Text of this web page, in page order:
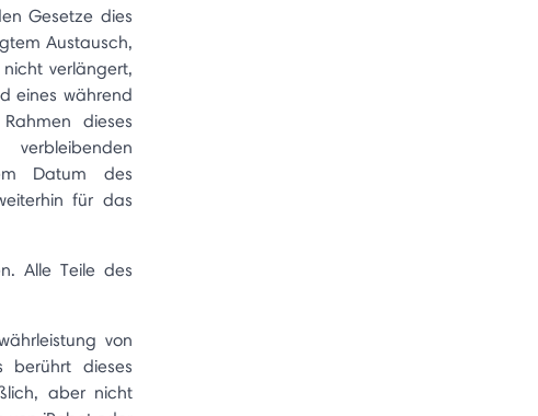
Gesetze dies
Austausch,
verlängert,
eines während
dieses
Datum des
für das
Alle Teile des
von
berührt dieses
aber nicht